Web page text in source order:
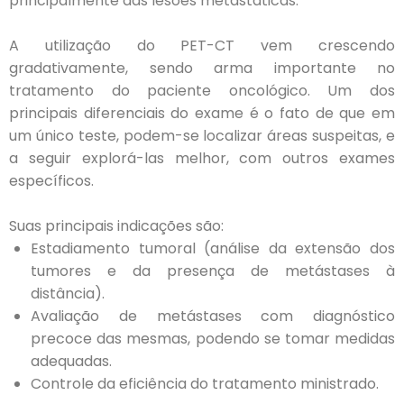
A utilização do PET-CT vem crescendo
gradativamente, sendo arma importante no
tratamento do paciente oncológico. Um dos
principais diferenciais do exame é o fato de que em
um único teste, podem-se localizar áreas suspeitas, e
a seguir explorá-las melhor, com outros exames
específicos.
Suas principais indicações são:
Estadiamento tumoral (análise da extensão dos
tumores e da presença de metástases à
distância).
Avaliação de metástases com diagnóstico
precoce das mesmas, podendo se tomar medidas
adequadas.
Controle da eficiência do tratamento ministrado.